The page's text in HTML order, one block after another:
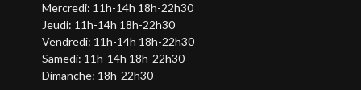
Mercredi: 11h-14h 18h-22h30
Jeudi: 11h-14h 18h-22h30
Vendredi: 11h-14h 18h-22h30
Samedi: 11h-14h 18h-22h30
Dimanche: 18h-22h30